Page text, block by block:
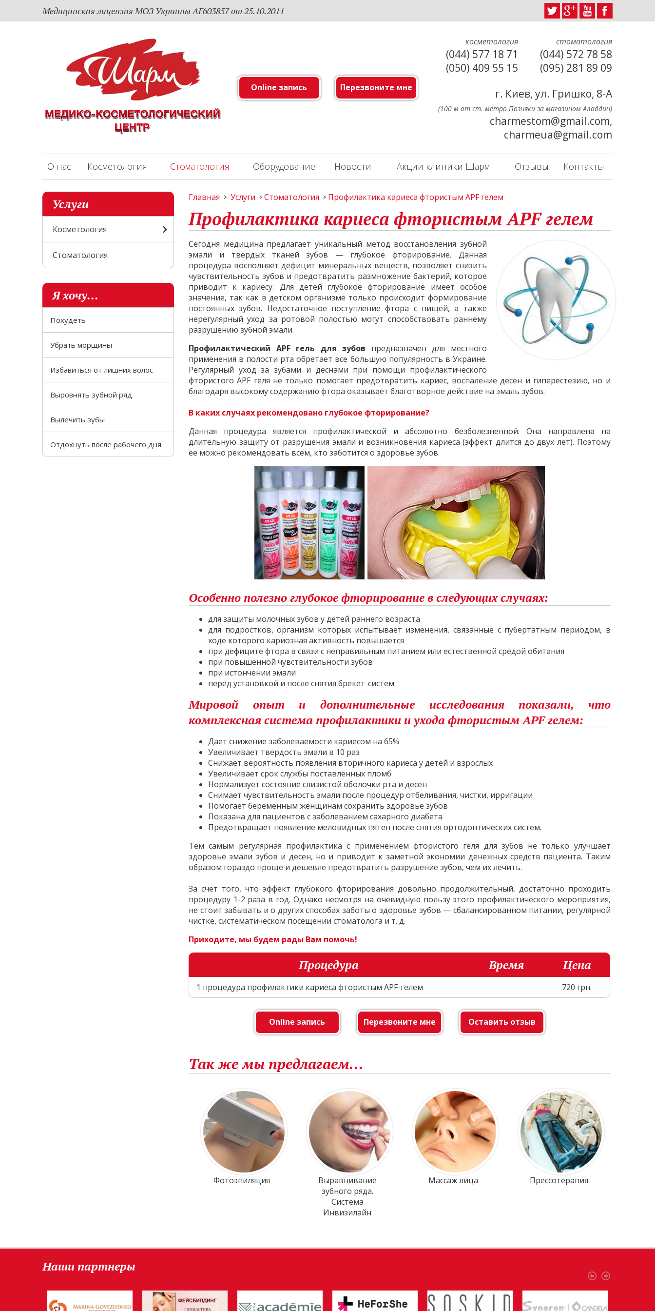
Медицинская лицензия МОЗ Украины АГ603857 от 25.10.2011
Online запись Перезвоните мне
косметология
(044) 577 18 71
(050) 409 55 15
стоматология
(044) 572 78 58
(095) 281 89 09
г. Киев, ул. Гришко, 8-А
(100 м от ст. метро Позняки за магазином Аладдин)
charmestom@gmail.com,
charmeua@gmail.com
О нас Косметология Стоматология Оборудование Новости Акции клиники Шарм Отзывы Контакты
Главная Услуги Стоматология Профилактика кариеса фтористым APF гелем
Профилактика кариеса фтористым APF гелем
Сегодня медицина предлагает уникальный метод восстановления зубной
эмали и твердых тканей зубов — глубокое фторирование. Данная
процедура восполняет дефицит минеральных веществ, позволяет снизить
чувствительность зубов и предотвратить размножение бактерий, которое
приводит к кариесу. Для детей глубокое фторирование имеет особое
значение, так как в детском организме только происходит формирование
постоянных зубов. Недостаточное поступление фтора с пищей, а также
нерегулярный уход за ротовой полостью могут способствовать раннему
разрушению зубной эмали.
Профилактический APF гель для зубов предназначен для местного
применения в полости рта обретает все большую популярность в Украине.
Регулярный уход за зубами и деснами при помощи профилактического
фтористого APF геля не только помогает предотвратить кариес, воспаление десен и гиперестезию, но и
благодаря высокому содержанию фтора оказывает благотворное действие на эмаль зубов.
В каких случаях рекомендовано глубокое фторирование?
Данная процедура является профилактической и абсолютно безболезненной. Она направлена на
длительную защиту от разрушения эмали и возникновения кариеса (эффект длится до двух лет). Поэтому
ее можно рекомендовать всем, кто заботится о здоровье зубов.
Особенно полезно глубокое фторирование в следующих случаях:
для защиты молочных зубов у детей раннего возраста
для подростков, организм которых испытывает изменения, связанные с пубертатным периодом, в
ходе которого кариозная активность повышается
при дефиците фтора в связи с неправильным питанием или естественной средой обитания
при повышенной чувствительности зубов
при истончении эмали
перед установкой и после снятия брекет-систем
Мировой опыт и дополнительные исследования показали, что
комплексная система профилактики и ухода фтористым APF гелем:
Дает снижение заболеваемости кариесом на 65%
Увеличивает твердость эмали в 10 раз
Снижает вероятность появления вторичного кариеса у детей и взрослых
Увеличивает срок службы поставленных пломб
Нормализует состояние слизистой оболочки рта и десен
Снимает чувствительность эмали после процедур отбеливания, чистки, ирригации
Помогает беременным женщинам сохранить здоровье зубов
Показана для пациентов с заболеванием сахарного диабета
Предотвращает появление меловидных пятен после снятия ортодонтических систем.
Тем самым регулярная профилактика с применением фтористого геля для зубов не только улучшает
здоровье эмали зубов и десен, но и приводит к заметной экономии денежных средств пациента. Таким
образом гораздо проще и дешевле предотвратить разрушение зубов, чем их лечить.
За счет того, что эффект глубокого фторирования довольно продолжительный, достаточно проходить
процедуру 1-2 раза в год. Однако несмотря на очевидную пользу этого профилактического мероприятия,
не стоит забывать и о других способах заботы о здоровье зубов — сбалансированном питании, регулярной
чистке, систематическом посещении стоматолога и т. д.
Приходите, мы будем рады Вам помочь!
Процедура Время Цена
1 процедура профилактики кариеса фтористым APF-гелем 720 грн.
Online запись Перезвоните мне Оставить отзыв
Так же мы предлагаем...
Фотоэпиляция
Выравнивание
зубного ряда.
Система
Инвизилайн
Массаж лица Прессотерапия
Услуги
Косметология
Стоматология
Я хочу...
Похудеть
Убрать морщины
Избавиться от лишних волос
Выровнять зубной ряд
Вылечить зубы
Отдохнуть после рабочего дня
Наши партнеры